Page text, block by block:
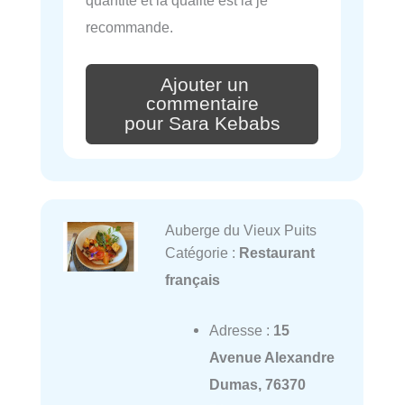
recommande.
Ajouter un
commentaire
pour Sara Kebabs
Auberge du Vieux Puits
Catégorie : Restaurant
français
Adresse : 15
Avenue Alexandre
Dumas, 76370